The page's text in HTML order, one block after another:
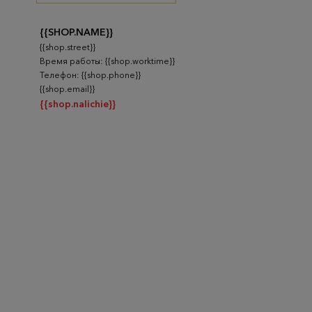
{{SHOP.NAME}}
{{shop.street}}
Время работы: {{shop.worktime}}
Телефон: {{shop.phone}}
{{shop.email}}
{{shop.nalichie}}